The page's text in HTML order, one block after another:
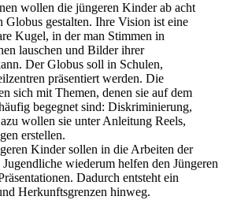
wollen die jüngeren Kinder ab acht
Globus gestalten. Ihre Vision ist eine
Kugel, in der man Stimmen in
lauschen und Bilder ihrer
Der Globus soll in Schulen,
präsentiert werden. Die
sich mit Themen, denen sie auf dem
begegnet sind: Diskriminierung,
wollen sie unter Anleitung Reels,
erstellen.
Kinder sollen in die Arbeiten der
wiederum helfen den Jüngeren
Dadurch entsteht ein
Herkunftsgrenzen hinweg.